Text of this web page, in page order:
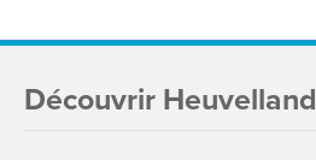
Découvrir Heuvelland